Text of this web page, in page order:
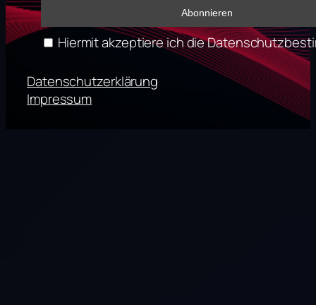
Hiermit akzeptiere ich die
Datenschutzerklärung
Impressum